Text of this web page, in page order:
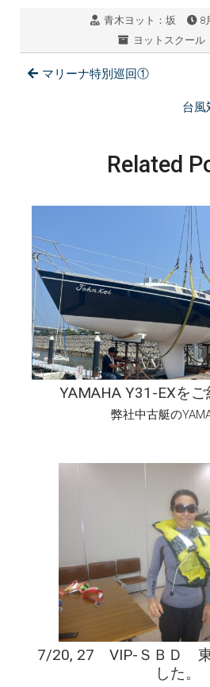
青木ヨット：坂
8
ヨットスクール
マリーナ特別巡回①
台風
Related
YAMAHA Y31-EXを
弊社中古艇の
7/20, 27 VIP-ＳＢＤ 東
した。